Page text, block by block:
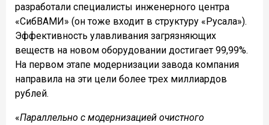
разработали специалисты инженерного центра
«СибВАМИ» (он тоже входит в структуру «Русала»).
Эффективность улавливания загрязняющих
веществ на новом оборудовании достигает 99,99%.
На первом этапе модернизации завода компания
направила на эти цели более трех миллиардов
рублей.
«Параллельно с модернизацией очистного